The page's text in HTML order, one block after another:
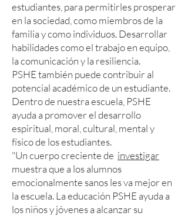
estudiantes, para permitirles prosperar
en la sociedad, como miembros de la
familia y como individuos. Desarrollar
habilidades como el trabajo en equipo,
la comunicación y la resiliencia.
PSHE también puede contribuir al
potencial académico de un estudiante.
Dentro de nuestra escuela, PSHE
ayuda a promover el desarrollo
espiritual, moral, cultural, mental y
físico de los estudiantes.
"Un cuerpo creciente de investigar
muestra que a los alumnos
emocionalmente sanos les va mejor en
la escuela. La educación PSHE ayuda a
los niños y jóvenes a alcanzar su